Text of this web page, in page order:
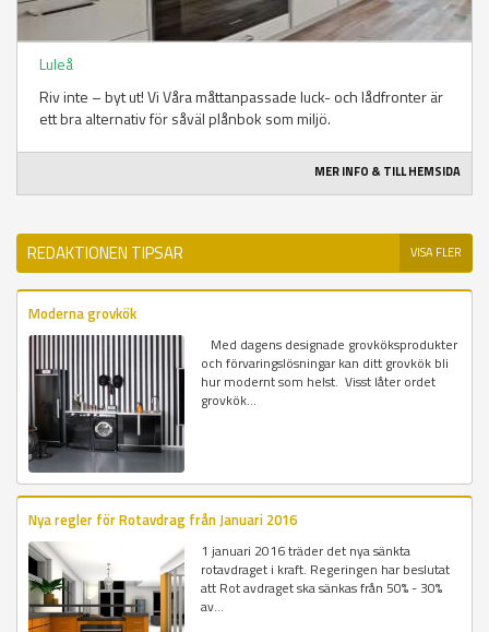
Luleå
Riv inte – byt ut! Vi Våra måttanpassade luck- och lådfronter är
ett bra alternativ för såväl plånbok som miljö.
MER INFO & TILL HEMSIDA
REDAKTIONEN TIPSAR VISA FLER
Moderna grovkök
Med dagens designade grovköksprodukter
och förvaringslösningar kan ditt grovkök bli
hur modernt som helst. Visst låter ordet
grovkök...
Nya regler för Rotavdrag från Januari 2016
1 januari 2016 träder det nya sänkta
rotavdraget i kraft. Regeringen har beslutat
att Rot avdraget ska sänkas från 50% - 30%
av...